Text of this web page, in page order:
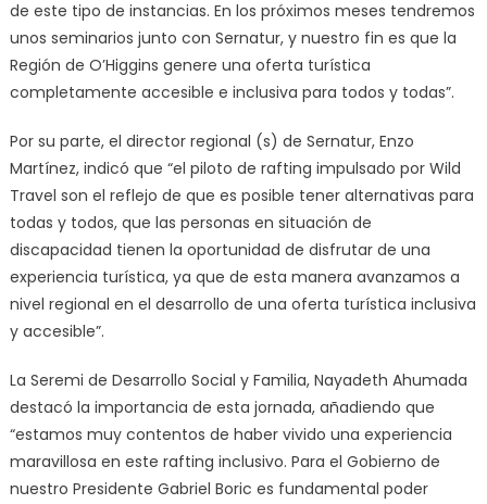
de este tipo de instancias. En los próximos meses tendremos
unos seminarios junto con Sernatur, y nuestro fin es que la
Región de O’Higgins genere una oferta turística
completamente accesible e inclusiva para todos y todas”.
Por su parte, el director regional (s) de Sernatur, Enzo
Martínez, indicó que “el piloto de rafting impulsado por Wild
Travel son el reflejo de que es posible tener alternativas para
todas y todos, que las personas en situación de
discapacidad tienen la oportunidad de disfrutar de una
experiencia turística, ya que de esta manera avanzamos a
nivel regional en el desarrollo de una oferta turística inclusiva
y accesible”.
La Seremi de Desarrollo Social y Familia, Nayadeth Ahumada
destacó la importancia de esta jornada, añadiendo que
“estamos muy contentos de haber vivido una experiencia
maravillosa en este rafting inclusivo. Para el Gobierno de
nuestro Presidente Gabriel Boric es fundamental poder